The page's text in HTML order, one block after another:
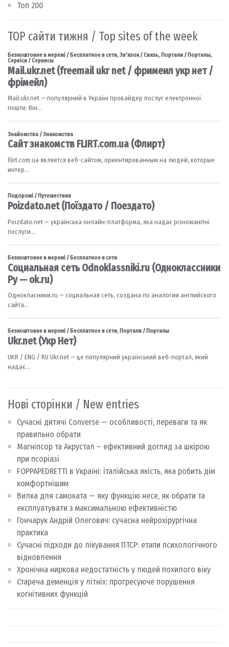
Топ 200
TOP сайти тижня / Top sites of the week
Нові сторінки / New entries
Сучасні дитячі Converse — особливості, переваги та як
правильно обрати
Магніпсор та Акрустал – ефективний догляд за шкірою
при псоріазі
FOPPAPEDRETTI в Україні: італійська якість, яка робить дім
комфортнішим
Вилка для самоката — яку функцію несе, як обрати та
експлуатувати з максимальною ефективністю
Гончарук Андрій Олегович: сучасна нейрохірургічна
практика
Сучасні підходи до лікування ПТСР: етапи психологічного
відновлення
Хронічна ниркова недостатність у людей похилого віку
Стареча деменція у літніх: прогресуюче порушення
когнітивних функцій